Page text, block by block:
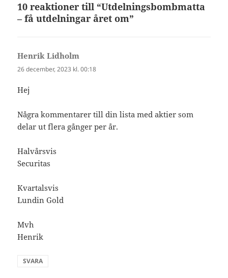
10 reaktioner till “Utdelningsbombmatta
– få utdelningar året om”
Henrik Lidholm
26 december, 2023 kl. 00:18
Hej
Några kommentarer till din lista med aktier som
delar ut flera gånger per år.
Halvårsvis
Securitas
Kvartalsvis
Lundin Gold
Mvh
Henrik
SVARA